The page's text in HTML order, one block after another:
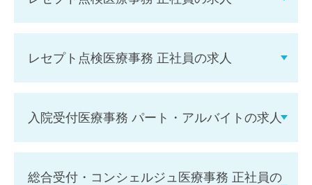
レセプト点検医療事務 正社員の求人
入院受付医療事務 パート・アルバイトの求人
総合受付・コンシェルジュ医療事務 正社員の